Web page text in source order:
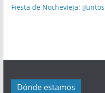
b
i
Fiesta de Nochevieja:
Dónde estamos